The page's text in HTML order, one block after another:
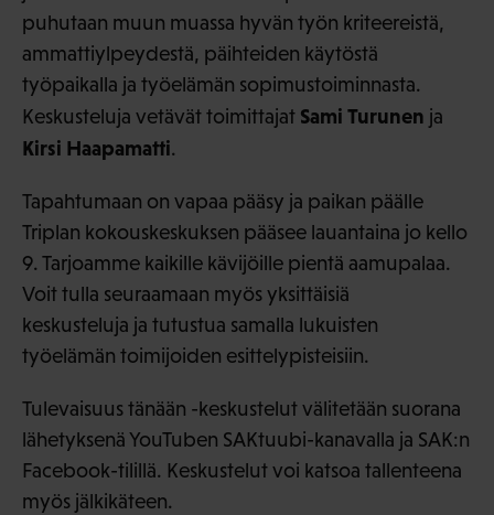
puhutaan muun muassa hyvän työn kriteereistä,
ammattiylpeydestä, päihteiden käytöstä
työpaikalla ja työelämän sopimustoiminnasta.
Keskusteluja vetävät toimittajat Sami Turunen ja
Kirsi Haapamatti.
Tapahtumaan on vapaa pääsy ja paikan päälle
Triplan kokouskeskuksen pääsee lauantaina jo kello
9. Tarjoamme kaikille kävijöille pientä aamupalaa.
Voit tulla seuraamaan myös yksittäisiä
keskusteluja ja tutustua samalla lukuisten
työelämän toimijoiden esittelypisteisiin.
Tulevaisuus tänään -keskustelut välitetään suorana
lähetyksenä YouTuben SAKtuubi-kanavalla ja SAK:n
Facebook-tilillä. Keskustelut voi katsoa tallenteena
myös jälkikäteen.